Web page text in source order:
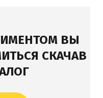
ВЫ
СКАЧАВ